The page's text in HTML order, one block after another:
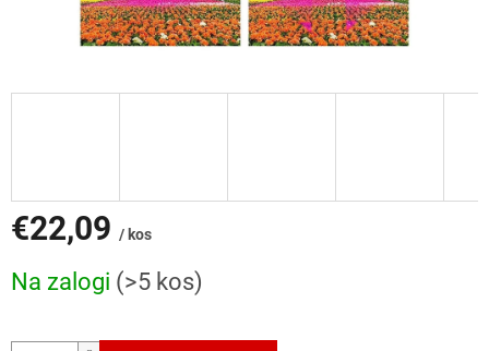
€22,09 / kos
mere:
Na zalogi (>5 kos)